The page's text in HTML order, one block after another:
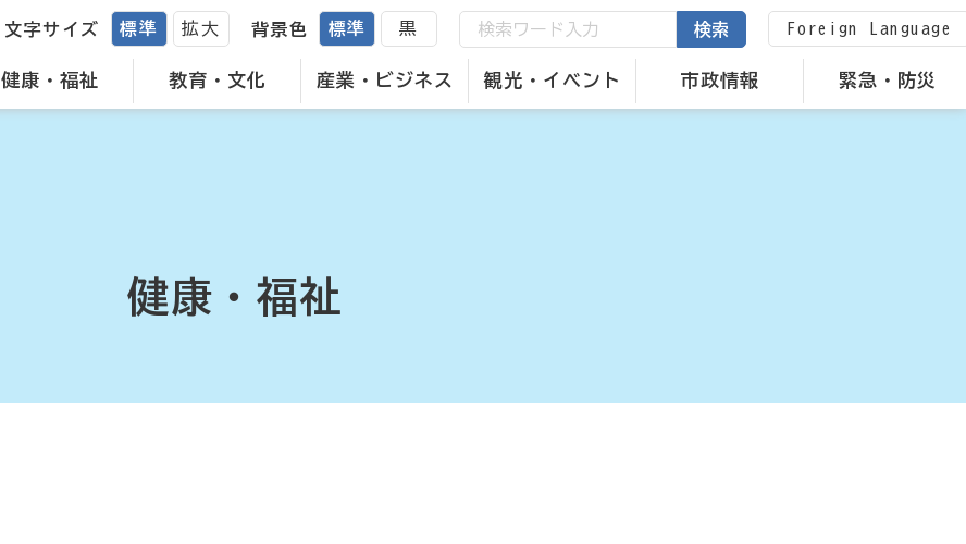
健康・福祉 教育・文化 産業・ビジネス 観光・イベント 市政情報 緊急・防災
文字サイズ 標準 拡大 背景色 標準 黒 検索 Foreign Language
健康・福祉